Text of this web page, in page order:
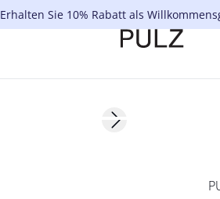
Erhalten Sie 10% Rabatt als
Next slide